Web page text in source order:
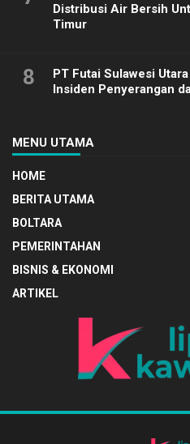
Distribusi Air Bersih
Timur
8
PT Futai Sulawesi
Insiden Penyerangan
MENU UTAMA
HOME
BERITA UTAMA
BOLTARA
PEMERINTAHAN
BISNIS & EKONOMI
ARTIKEL